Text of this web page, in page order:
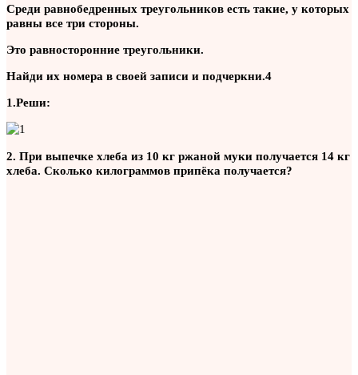
Среди равнобедренных треугольников есть такие, у которых
равны все три стороны.
Это равносторонние треугольники.
Найди их номера в своей записи и подчеркни.4
1.Реши:
2. При выпечке хлеба из 10 кг ржаной муки получается 14 кг
хлеба. Сколько килограммов припёка получается?